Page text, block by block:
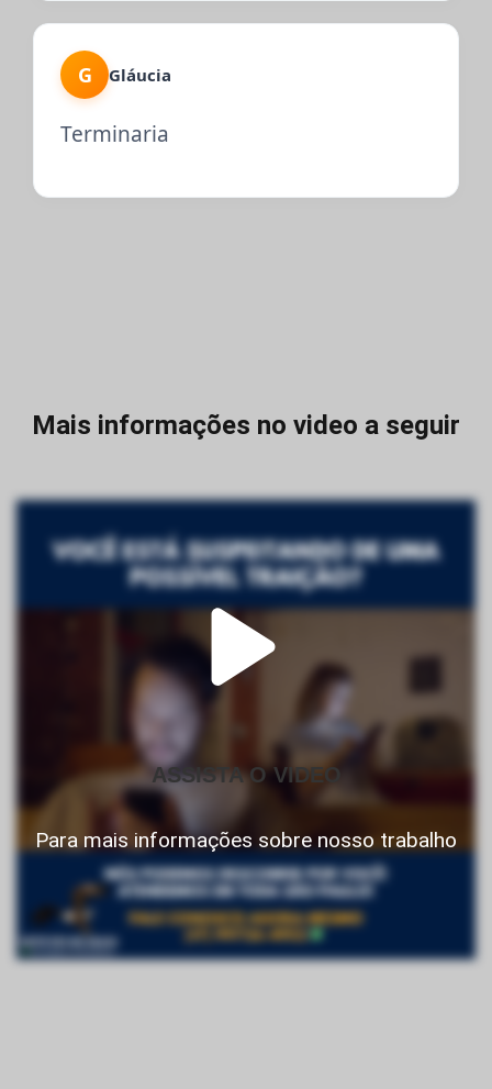
G Gláucia
Terminaria
Mais informações no video a seguir
ASSISTA O VIDEO
Para mais informações sobre nosso trabalho